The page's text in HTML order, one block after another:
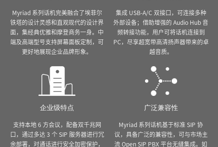
Myriad 系列话机完美融合了埃菲尔
铁塔的设计灵感和直观现代的设计界
面，集经典优雅和摩登商务一身。中
端及高端型号支持屏幕面板定制，可
更好地展现企业品牌形象。
集成 USB-A/C 双接口，可连接多种
外部设备；借助增强的 Audio Hub 音
频转接功能，用户可将话机连接到
PC，尽享超宽带高清扬声器带来的卓
越音质。
企业级特点
支持本地 6 方会议，配备双千兆网
口，通过多达 3 个 SIP 服务器进行冗
余部署，对通话进行安全加密保护，
广泛兼容性
Myriad 系列话机基于标准 SIP 协
议，具备广泛的兼容性，可与市场主
流 Open SIP PBX 平台无缝集成。如